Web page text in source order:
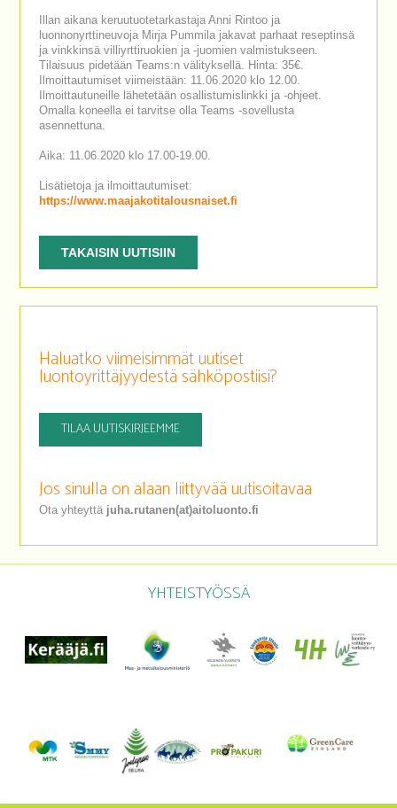
Illan aikana keruutuotetarkastaja Anni Rintoo ja
luonnonyrttineuvoja Mirja Pummila jakavat parhaat reseptinsä
ja vinkkinsä villiyrttiruokien ja -juomien valmistukseen.
Tilaisuus pidetään Teams:n välityksellä. Hinta: 35€.
Ilmoittautumiset viimeistään: 11.06.2020 klo 12.00.
Ilmoittautuneille lähetetään osallistumislinkki ja -ohjeet.
Omalla koneella ei tarvitse olla Teams -sovellusta
asennettuna.
Aika: 11.06.2020 klo 17.00-19.00.
Lisätietoja ja ilmoittautumiset:
https://www.maajakotitalousnaiset.fi
TAKAISIN UUTISIIN
Haluatko viimeisimmät uutiset
luontoyrittäjyydestä sähköpostiisi?
TILAA UUTISKIRJEEMME
Jos sinulla on alaan liittyvää uutisoitavaa
Ota yhteyttä juha.rutanen(at)aitoluonto.fi
YHTEISTYÖSSÄ